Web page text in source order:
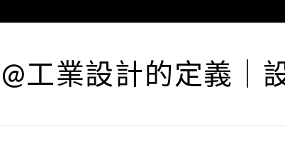
工業設計的定義｜